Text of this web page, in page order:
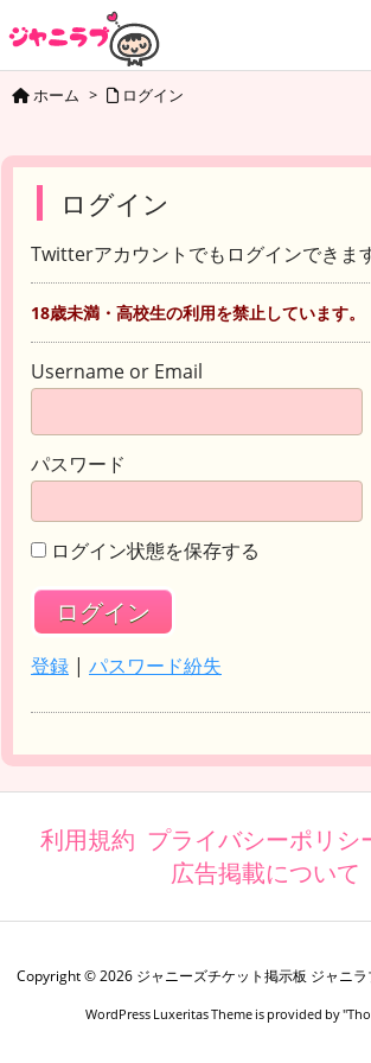
ホーム > ログイン
ログイン
Twitterアカウントでもログインできま
18歳未満・高校生の利用を禁止しています。
Username or Email
パスワード
ログイン状態を保存する
登録 | パスワード紛失
利用規約 プライバシーポリシ
広告掲載について
Copyright ©2026 ジャニーズチケット掲示板 ジャニラ
WordPress Luxeritas Theme is provided by "